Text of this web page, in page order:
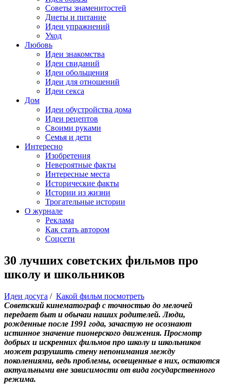
Советы знаменитостей
Диеты и питание
Идеи упражнений
Уход
Любовь
Идеи знакомства
Идеи свиданий
Идеи обольщения
Идеи для отношений
Идеи секса
Дом
Идеи обустройства дома
Идеи рецептов
Своими руками
Семья и дети
Интересно
Изобретения
Невероятные факты
Интересные места
Исторические факты
Истории из жизни
Трогательные истории
О журнале
Реклама
Как стать автором
Соцсети
30 лучших советских фильмов про
школу и школьников
Идеи досуга / Какой фильм посмотреть
Советский кинематограф с точностью до мелочей
передает быт и обычаи наших родителей. Люди,
рожденные после 1991 года, зачастую не осознают
истинное значение пионерского движения. Просмотр
добрых и искренних фильмов про школу и школьников
может разрушить стену непонимания между
поколениями, ведь проблемы, освещенные в них, остаются
актуальными вне зависимости от вида государственного
режима.